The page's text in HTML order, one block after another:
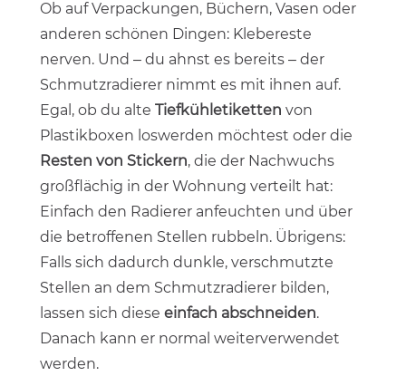
Ob auf Verpackungen, Büchern, Vasen oder
anderen schönen Dingen: Klebereste
nerven. Und – du ahnst es bereits – der
Schmutzradierer nimmt es mit ihnen auf.
Egal, ob du alte Tiefkühletiketten von
Plastikboxen loswerden möchtest oder die
Resten von Stickern, die der Nachwuchs
großflächig in der Wohnung verteilt hat:
Einfach den Radierer anfeuchten und über
die betroffenen Stellen rubbeln. Übrigens:
Falls sich dadurch dunkle, verschmutzte
Stellen an dem Schmutzradierer bilden,
lassen sich diese einfach abschneiden.
Danach kann er normal weiterverwendet
werden.